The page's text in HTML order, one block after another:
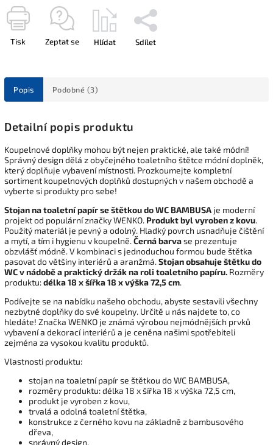
Tisk Zeptat se Hlídat Sdílet
Popis Podobné (3)
Detailní popis produktu
Koupelnové doplňky mohou být nejen praktické, ale také módní!
Správný design dělá z obyčejného toaletního štětce módní doplněk,
který doplňuje vybavení místnosti. Prozkoumejte kompletní
sortiment koupelnových doplňků dostupných v našem obchodě a
vyberte si produkty pro sebe!
Stojan na toaletní papír se štětkou do WC BAMBUSA je moderní
projekt od populární značky WENKO. Produkt byl vyroben z kovu.
Použitý materiál je pevný a odolný. Hladký povrch usnadňuje čištění
a mytí, a tím i hygienu v koupelně.Černá barvase prezentuje
obzvlášť módně. V kombinaci s jednoduchou formou bude štětka
pasovat do většiny interiérů a aranžmá.Stojan obsahuje štětku do
WC v nádobě a praktický držák na roli toaletního papíru. Rozměry
produktu:délka 18 x šířka 18 x výška 72,5 cm.
Podívejte se na nabídku našeho obchodu, abyste sestavili všechny
nezbytné doplňky do své koupelny. Určitě u nás najdete to, co
hledáte! Značka WENKO je známá výrobou nejmódnějších prvků
vybavení a dekorací interiérů a je ceněna našimi spotřebiteli
zejména za vysokou kvalitu produktů.
Vlastnosti produktu:
stojan na toaletní papír se štětkou do WC BAMBUSA,
rozměry produktu: délka 18 x šířka 18 x výška 72,5 cm,
produkt je vyroben z kovu,
trvalá a odolná toaletní štětka,
konstrukce z černého kovu na základně z bambusového
dřeva,
správný design,